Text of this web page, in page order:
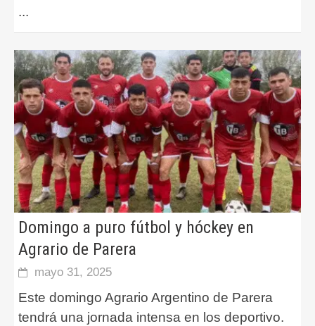
...
Domingo a puro fútbol y hóckey en
Agrario de Parera
mayo 31, 2025
Este domingo Agrario Argentino de Parera
tendrá una jornada intensa en los deportivo.